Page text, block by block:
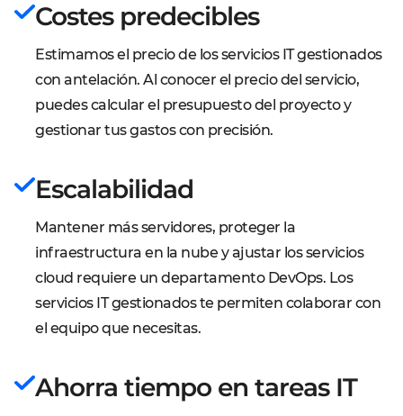
Costes predecibles
Estimamos el precio de los servicios IT gestionados
con antelación. Al conocer el precio del servicio,
puedes calcular el presupuesto del proyecto y
gestionar tus gastos con precisión.
Escalabilidad
Mantener más servidores, proteger la
infraestructura en la nube y ajustar los servicios
cloud requiere un departamento DevOps. Los
servicios IT gestionados te permiten colaborar con
el equipo que necesitas.
Ahorra tiempo en tareas IT